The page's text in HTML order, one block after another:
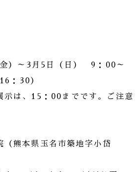
）～3月5日（日） 9：00～
：30）
は、15：00までです。ご注意
（熊本県玉名市築地字小岱